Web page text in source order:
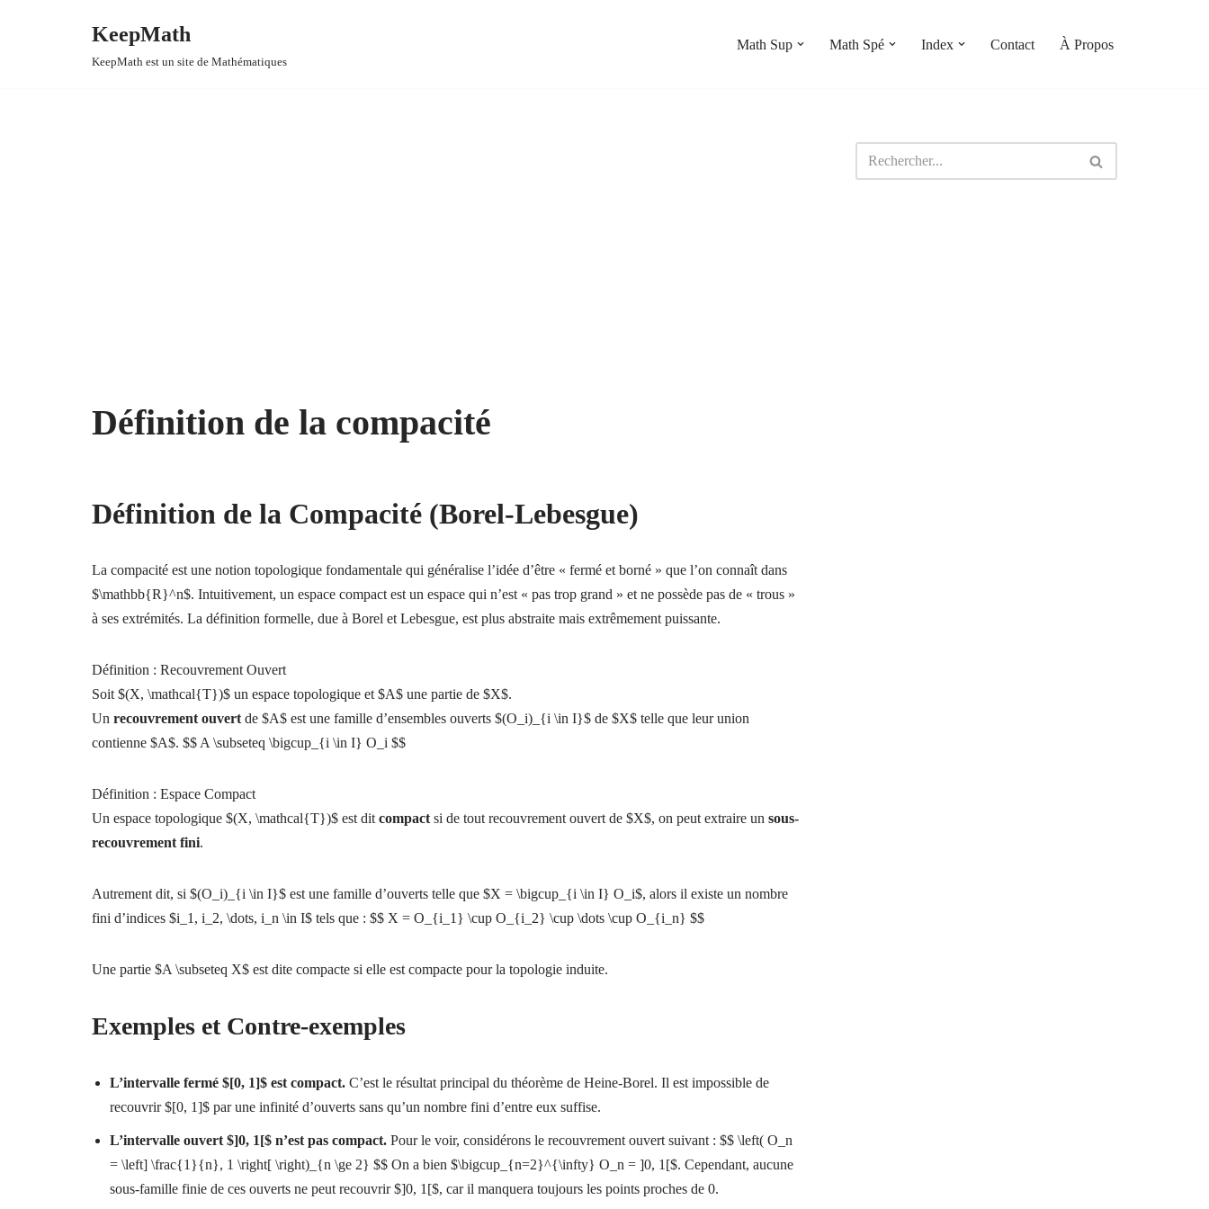
KeepMath
KeepMath est un site de Mathématiques
Math Sup Math Spé Index Contact À Propos
Définition de la compacité
Définition de la Compacité (Borel-Lebesgue)
La compacité est une notion topologique fondamentale qui généralise l’idée d’être « fermé et borné » que l’on connaît dans
$\mathbb{R}^n$. Intuitivement, un espace compact est un espace qui n’est « pas trop grand » et ne possède pas de « trous »
à ses extrémités. La définition formelle, due à Borel et Lebesgue, est plus abstraite mais extrêmement puissante.
Définition : Recouvrement Ouvert
Soit $(X, \mathcal{T})$ un espace topologique et $A$ une partie de $X$.
Un recouvrement ouvert de $A$ est une famille d’ensembles ouverts $(O_i)_{i \in I}$ de $X$ telle que leur union
contienne $A$. $$ A \subseteq \bigcup_{i \in I} O_i $$
Définition : Espace Compact
Un espace topologique $(X, \mathcal{T})$ est dit compact si de tout recouvrement ouvert de $X$, on peut extraire un sous-
recouvrement fini.
Autrement dit, si $(O_i)_{i \in I}$ est une famille d’ouverts telle que $X = \bigcup_{i \in I} O_i$, alors il existe un nombre
fini d’indices $i_1, i_2, \dots, i_n \in I$ tels que : $$ X = O_{i_1} \cup O_{i_2} \cup \dots \cup O_{i_n} $$
Une partie $A \subseteq X$ est dite compacte si elle est compacte pour la topologie induite.
Exemples et Contre-exemples
L’intervalle fermé $[0, 1]$ est compact. C’est le résultat principal du théorème de Heine-Borel. Il est impossible de
recouvrir $[0, 1]$ par une infinité d’ouverts sans qu’un nombre fini d’entre eux suffise.
L’intervalle ouvert $]0, 1[$ n’est pas compact. Pour le voir, considérons le recouvrement ouvert suivant : $$ \left( O_n
= \left] \frac{1}{n}, 1 \right[ \right)_{n \ge 2} $$ On a bien $\bigcup_{n=2}^{\infty} O_n = ]0, 1[$. Cependant, aucune
sous-famille finie de ces ouverts ne peut recouvrir $]0, 1[$, car il manquera toujours les points proches de 0.